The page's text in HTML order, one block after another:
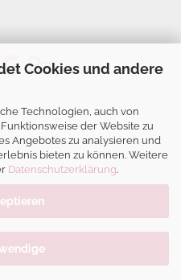
Cookies und andere
Technologien, auch von
der Website zu
Angebotes zu analysieren und
bieten zu können. Weitere
Datenschutzerklärung.